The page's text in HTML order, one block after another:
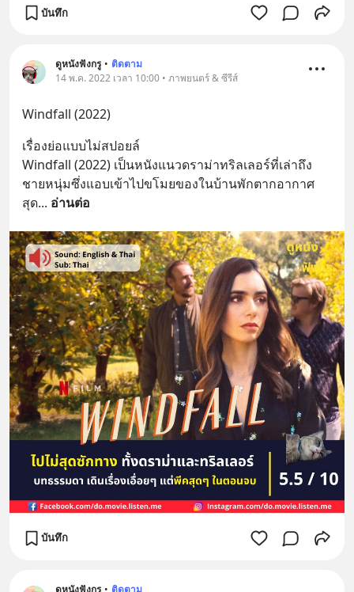
บันทึก
ดูหนังฟังกรู • ติดตาม
14 พ.ค. 2022 เวลา 10:00 • ภาพยนตร์ & ซีรีส์
Windfall (2022)
เรื่องย่อแบบไม่สปอยล์
Windfall (2022) เป็นหนังแนวดราม่าทริลเลอร์ที่เล่าถึง
ชายหนุ่มซึ่งแอบเข้าไปขโมยของในบ้านพักตากอากาศ
สุด... อ่านต่อ
บันทึก
ดูหนังฟังกรู • ติดตาม